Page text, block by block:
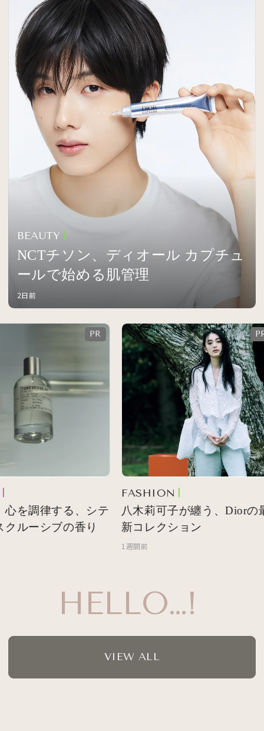
BEAUTY
NCTチソン、ディオール カプチュ
ールで始める肌管理
2日前
HELLO…!
を調律する、シテ
ルーシブの香り
FASHION
八木莉可子が纏う、Diorの最
新コレクション
1週間前
VIEW ALL